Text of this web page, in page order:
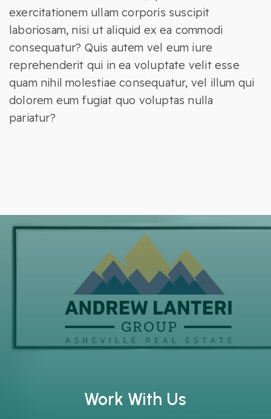
exercitationem ullam corporis suscipit
laboriosam, nisi ut aliquid ex ea commodi
consequatur? Quis autem vel eum iure
reprehenderit qui in ea voluptate velit esse
quam nihil molestiae consequatur, vel illum qui
dolorem eum fugiat quo voluptas nulla
pariatur?
Work With Us